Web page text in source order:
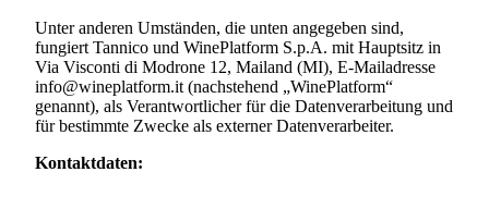
Unter anderen Umständen, die unten angegeben sind,
fungiert Tannico und WinePlatform S.p.A. mit Hauptsitz in
Via Visconti di Modrone 12, Mailand (MI), E-Mailadresse
info@wineplatform.it (nachstehend „WinePlatform“
genannt), als Verantwortlicher für die Datenverarbeitung und
für bestimmte Zwecke als externer Datenverarbeiter.
Kontaktdaten: